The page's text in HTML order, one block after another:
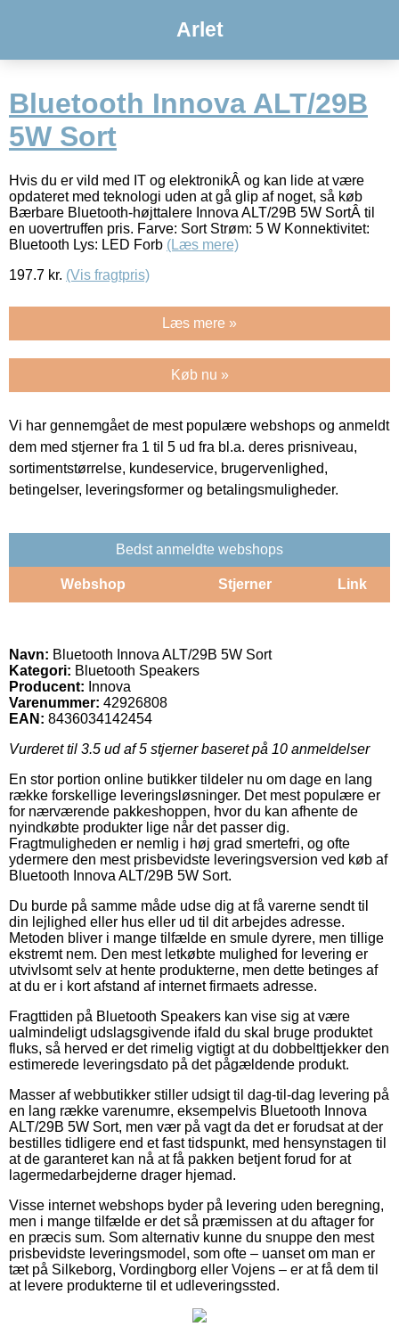
Arlet
Bluetooth Innova ALT/29B
5W Sort
Hvis du er vild med IT og elektronikÂ og kan lide at være
opdateret med teknologi uden at gå glip af noget, så køb
Bærbare Bluetooth-højttalere Innova ALT/29B 5W SortÂ til
en uovertruffen pris. Farve: Sort Strøm: 5 W Konnektivitet:
Bluetooth Lys: LED Forb (Læs mere)
197.7 kr. (Vis fragtpris)
Læs mere »
Køb nu »
Vi har gennemgået de mest populære webshops og anmeldt
dem med stjerner fra 1 til 5 ud fra bl.a. deres prisniveau,
sortimentstørrelse, kundeservice, brugervenlighed,
betingelser, leveringsformer og betalingsmuligheder.
Bedst anmeldte webshops
Webshop Stjerner Link
Navn: Bluetooth Innova ALT/29B 5W Sort
Kategori: Bluetooth Speakers
Producent: Innova
Varenummer: 42926808
EAN: 8436034142454
Vurderet til 3.5 ud af 5 stjerner baseret på 10 anmeldelser
En stor portion online butikker tildeler nu om dage en lang
række forskellige leveringsløsninger. Det mest populære er
for nærværende pakkeshoppen, hvor du kan afhente de
nyindkøbte produkter lige når det passer dig.
Fragtmuligheden er nemlig i høj grad smertefri, og ofte
ydermere den mest prisbevidste leveringsversion ved køb af
Bluetooth Innova ALT/29B 5W Sort.
Du burde på samme måde udse dig at få varerne sendt til
din lejlighed eller hus eller ud til dit arbejdes adresse.
Metoden bliver i mange tilfælde en smule dyrere, men tillige
ekstremt nem. Den mest letkøbte mulighed for levering er
utvivlsomt selv at hente produkterne, men dette betinges af
at du er i kort afstand af internet firmaets adresse.
Fragttiden på Bluetooth Speakers kan vise sig at være
ualmindeligt udslagsgivende ifald du skal bruge produktet
fluks, så herved er det rimelig vigtigt at du dobbelttjekker den
estimerede leveringsdato på det pågældende produkt.
Masser af webbutikker stiller udsigt til dag-til-dag levering på
en lang række varenumre, eksempelvis Bluetooth Innova
ALT/29B 5W Sort, men vær på vagt da det er forudsat at der
bestilles tidligere end et fast tidspunkt, med hensynstagen til
at de garanteret kan nå at få pakken betjent forud for at
lagermedarbejderne drager hjemad.
Visse internet webshops byder på levering uden beregning,
men i mange tilfælde er det så præmissen at du aftager for
en præcis sum. Som alternativ kunne du snuppe den mest
prisbevidste leveringsmodel, som ofte – uanset om man er
tæt på Silkeborg, Vordingborg eller Vojens – er at få dem til
at levere produkterne til et udleveringssted.